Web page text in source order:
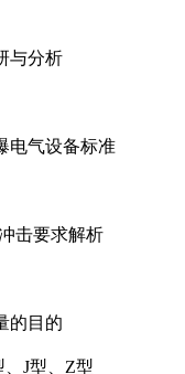
与分析
电气设备标准
击要求解析
的目的
J型、Z型